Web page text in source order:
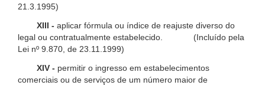
21.3.1995)
XIII - aplicar fórmula ou índice de reajuste diverso do
legal ou contratualmente estabelecido. (Incluído pela
Lei nº 9.870, de 23.11.1999)
XIV - permitir o ingresso em estabelecimentos
comerciais ou de serviços de um número maior de